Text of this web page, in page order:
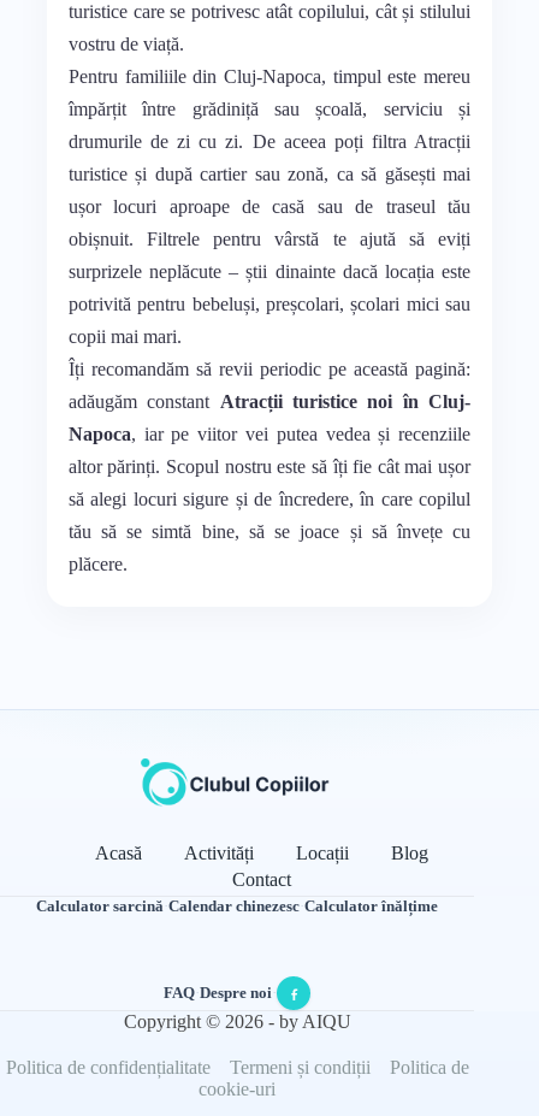
turistice care se potrivesc atât copilului, cât și stilului
vostru de viață.
Pentru familiile din Cluj-Napoca, timpul este mereu
împărțit între grădiniță sau școală, serviciu și
drumurile de zi cu zi. De aceea poți filtra Atracții
turistice și după cartier sau zonă, ca să găsești mai
ușor locuri aproape de casă sau de traseul tău
obișnuit. Filtrele pentru vârstă te ajută să eviți
surprizele neplăcute – știi dinainte dacă locația este
potrivită pentru bebeluși, preșcolari, școlari mici sau
copii mai mari.
Îți recomandăm să revii periodic pe această pagină:
adăugăm constant Atracții turistice noi în Cluj-
Napoca, iar pe viitor vei putea vedea și recenziile
altor părinți. Scopul nostru este să îți fie cât mai ușor
să alegi locuri sigure și de încredere, în care copilul
tău să se simtă bine, să se joace și să învețe cu
plăcere.
Acasă Activități Locații
Blog
Contact
Calculator sarcină·Calendar chinezesc·Calculator înălțime
FAQ·Despre noi·
Copyright © 2026 - by AIQU
Politica de confidențialitate Termeni și condiții
Politica de
cookie-uri